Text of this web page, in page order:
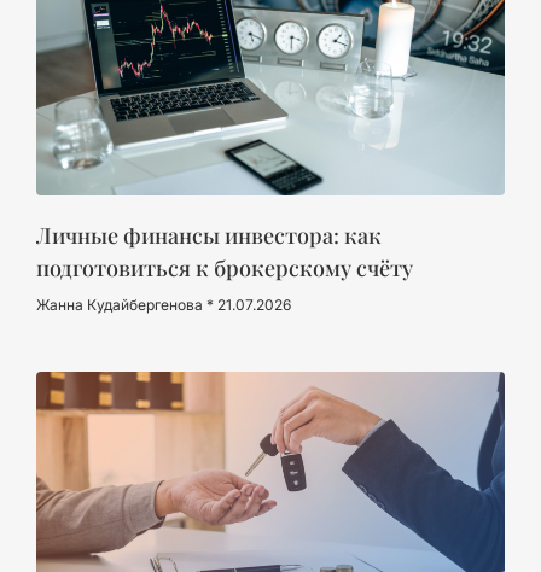
Личные финансы инвестора: как
подготовиться к брокерскому счёту
Жанна Кудайбергенова 21.07.2026